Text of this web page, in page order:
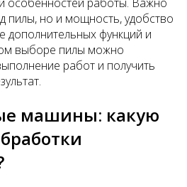
пилы, но и мощность, удобство
дополнительных функций и
выборе пилы можно
работ и получить
машины: какую